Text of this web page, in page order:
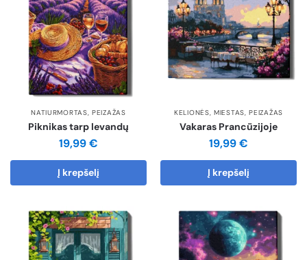
NATIURMORTAS,PEIZAŽAS
Piknikas tarp levandų
19,99€
Į krepšelį
KELIONĖS,MIESTAS,PEIZAŽAS
Vakaras Prancūzijoje
19,99€
Į krepšelį